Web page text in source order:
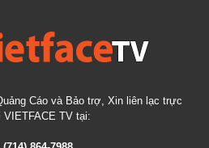
Cáo và Bảo trợ, Xin liên lạc trực
TV tại: